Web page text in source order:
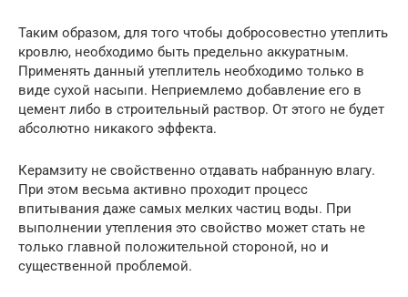
Таким образом, для того чтобы добросовестно утеплить
кровлю, необходимо быть предельно аккуратным.
Применять данный утеплитель необходимо только в
виде сухой насыпи. Неприемлемо добавление его в
цемент либо в строительный раствор. От этого не будет
абсолютно никакого эффекта.
Керамзиту не свойственно отдавать набранную влагу.
При этом весьма активно проходит процесс
впитывания даже самых мелких частиц воды. При
выполнении утепления это свойство может стать не
только главной положительной стороной, но и
существенной проблемой.